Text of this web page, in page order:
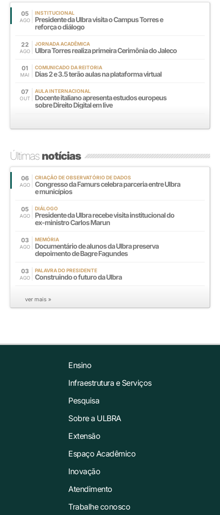
05
AGO
INSTITUCIONAL
Presidente da Ulbra visita o Campus Torres e
reforça o diálogo
22
AGO
JORNADA ACADÊMICA
Ulbra Torres realiza primeira Cerimônia do Jaleco
01
MAI
COMUNICADO DA REITORIA
Dias 2 e 3.5 terão aulas na plataforma virtual
07
OUT
AULA INTERNACIONAL
Docente italiano apresenta estudos europeus
sobre Direito Digital em live
Últimasnotícias
06
AGO
CRIAÇÃO DE OBSERVATÓRIO DE DADOS
Congresso da Famurs celebra parceria entre Ulbra
e municípios
05
AGO
DIÁLOGO
Presidente da Ulbra recebe visita institucional do
ex-ministro Carlos Marun
03
AGO
MEMÓRIA
Documentário de alunos da Ulbra preserva
depoimento de Bagre Fagundes
03
AGO
PALAVRA DO PRESIDENTE
Construindo o futuro da Ulbra
ver mais »
Ensino
Infraestrutura e Serviços
Pesquisa
Sobre a ULBRA
Extensão
Espaço Acadêmico
Inovação
Atendimento
Trabalhe conosco